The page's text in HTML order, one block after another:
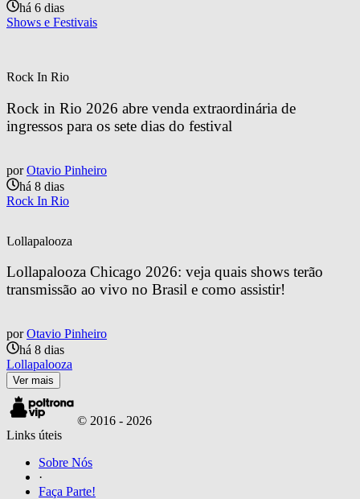
há 6 dias
Shows e Festivais
Rock In Rio
Rock in Rio 2026 abre venda extraordinária de
ingressos para os sete dias do festival
por Otavio Pinheiro
há 8 dias
Rock In Rio
Lollapalooza
Lollapalooza Chicago 2026: veja quais shows terão
transmissão ao vivo no Brasil e como assistir!
por Otavio Pinheiro
há 8 dias
Lollapalooza
Ver mais
© 2016 - 2026
Links úteis
Sobre Nós
·
Faça Parte!